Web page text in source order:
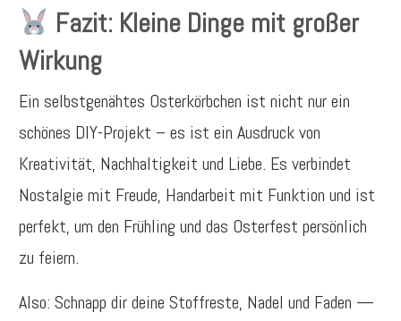
Fazit: Kleine Dinge mit großer
Wirkung
Ein selbstgenähtes Osterkörbchen ist nicht nur ein
schönes DIY-Projekt – es ist ein Ausdruck von
Kreativität, Nachhaltigkeit und Liebe. Es verbindet
Nostalgie mit Freude, Handarbeit mit Funktion und ist
perfekt, um den Frühling und das Osterfest persönlich
zu feiern.
Also: Schnapp dir deine Stoffreste, Nadel und Faden —